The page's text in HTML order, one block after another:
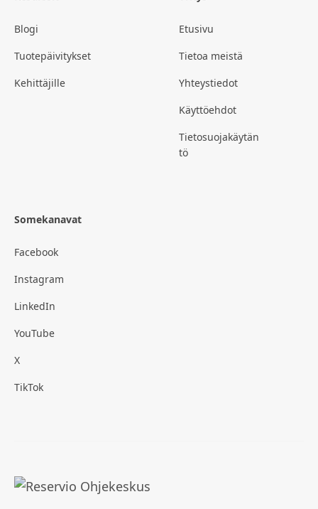
Blogi
Tuotepäivitykset
Kehittäjille
Etusivu
Tietoa meistä
Yhteystiedot
Käyttöehdot
Tietosuojakäytän
tö
Somekanavat
Facebook
Instagram
LinkedIn
YouTube
X
TikTok